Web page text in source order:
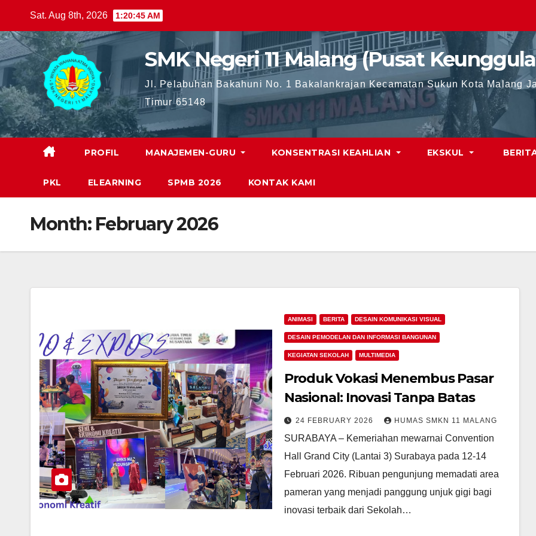
content
Sat. Aug 8th, 2026 1:20:46 AM
SMK Negeri 11 Malang (Pusat
Jl. Pelabuhan Bakahuni No. 1 Bakalankrajan Kecamatan Sukun Kota Malang
Timur 65148
PROFIL MANAJEMEN-GURU KONSENTRASI KEAHLIAN EKSKUL
PKL ELEARNING SPMB 2026 KONTAK KAMI
Month: February 2026
ANIMASI BERITA DESAIN KOMUNIKASI VISUAL
DESAIN PEMODELAN DAN INFORMASI BANGUNAN
KEGIATAN SEKOLAH MULTIMEDIA
Produk Vokasi Menembus Pasar
Nasional: Inovasi Tanpa Batas
24 FEBRUARY 2026 HUMAS SMKN 11 MALANG
SURABAYA – Kemeriahan mewarnai Convention
Hall Grand City (Lantai 3) Surabaya pada 12-14
Februari 2026. Ribuan pengunjung memadati area
pameran yang menjadi panggung unjuk gigi bagi
inovasi terbaik dari Sekolah…